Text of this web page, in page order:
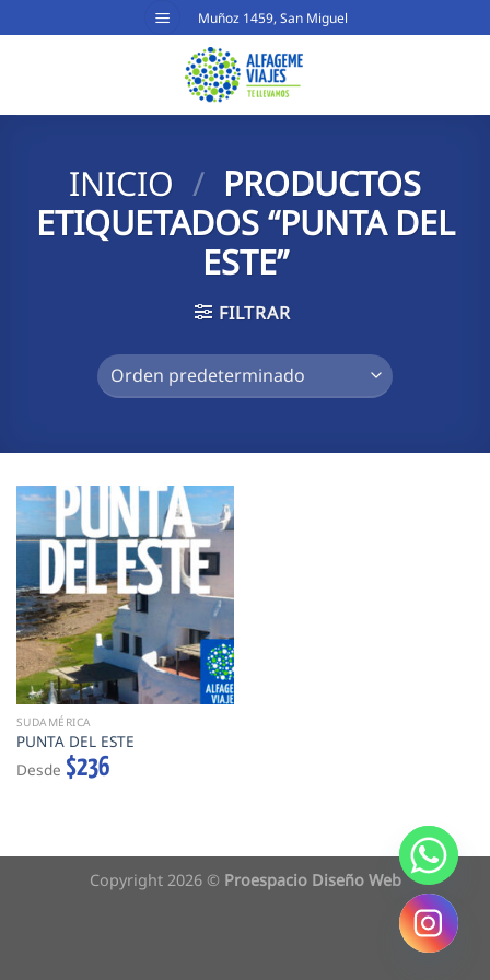
al
Muñoz 1459, San Miguel
INICIO / PRODUCTOS
ETIQUETADOS “PUNTA DEL
ESTE”
FILTRAR
SUDAMÉRICA
PUNTA DEL ESTE
Desde $236
Copyright 2026 © Proespacio Diseño Web